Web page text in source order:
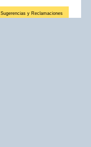
Sugerencias y Reclamaciones